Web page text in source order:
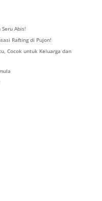
Abis!
Rafting di Pujon!
Cocok untuk Keluarga dan